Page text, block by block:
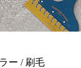
ー / 刷毛